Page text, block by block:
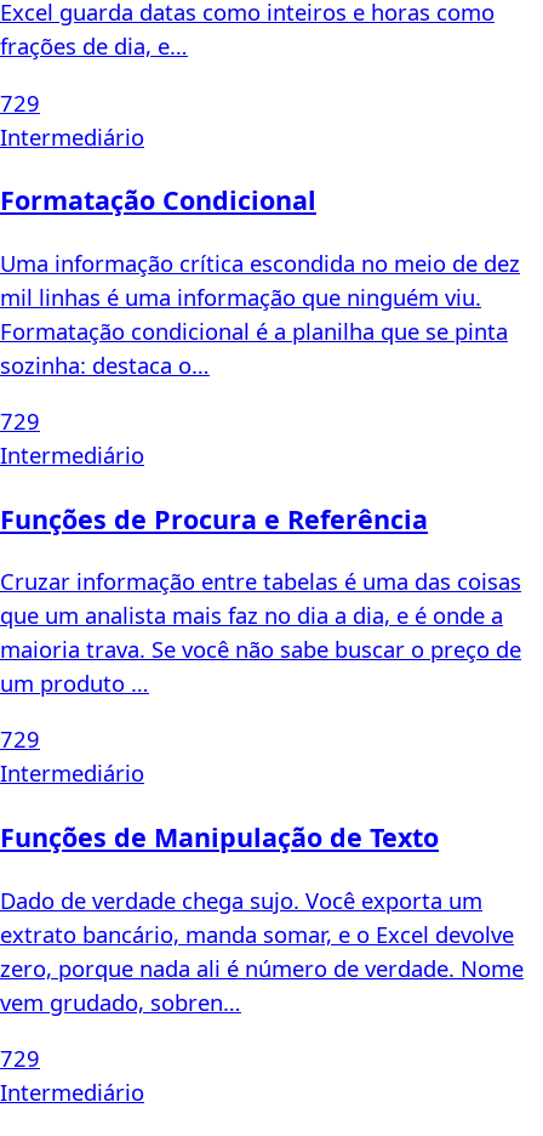
Excel guarda datas como inteiros e horas como
frações de dia, e…
729
Intermediário
Formatação Condicional
Uma informação crítica escondida no meio de dez
mil linhas é uma informação que ninguém viu.
Formatação condicional é a planilha que se pinta
sozinha: destaca o…
729
Intermediário
Funções de Procura e Referência
Cruzar informação entre tabelas é uma das coisas
que um analista mais faz no dia a dia, e é onde a
maioria trava. Se você não sabe buscar o preço de
um produto …
729
Intermediário
Funções de Manipulação de Texto
Dado de verdade chega sujo. Você exporta um
extrato bancário, manda somar, e o Excel devolve
zero, porque nada ali é número de verdade. Nome
vem grudado, sobren…
729
Intermediário